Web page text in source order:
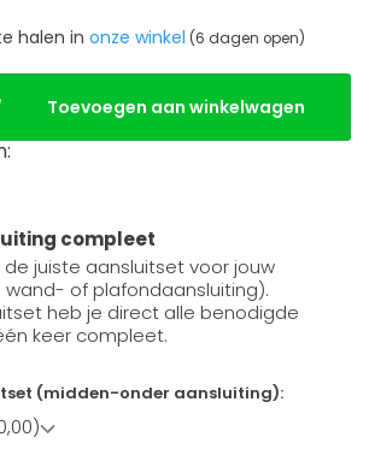
halen in onze winkel (6 dagen open)
Toevoegen aan winkelwagen
compleet
de juiste aansluitset voor jouw
of plafondaansluiting).
heb je direct alle benodigde
keer compleet.
(midden-onder aansluiting):